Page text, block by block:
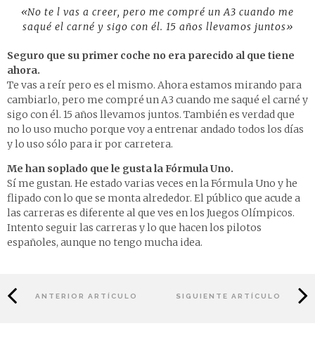
«No te l vas a creer, pero me compré un A3 cuando me
saqué el carné y sigo con él. 15 años llevamos juntos»
Seguro que su primer coche no era parecido al que tiene
ahora.
Te vas a reír pero es el mismo. Ahora estamos mirando para
cambiarlo, pero me compré un A3 cuando me saqué el carné y
sigo con él. 15 años llevamos juntos. También es verdad que
no lo uso mucho porque voy a entrenar andado todos los días
y lo uso sólo para ir por carretera.
Me han soplado que le gusta la Fórmula Uno.
Sí me gustan. He estado varias veces en la Fórmula Uno y he
flipado con lo que se monta alrededor. El público que acude a
las carreras es diferente al que ves en los Juegos Olímpicos.
Intento seguir las carreras y lo que hacen los pilotos
españoles, aunque no tengo mucha idea.
ANTERIOR ARTÍCULO SIGUIENTE ARTÍCULO